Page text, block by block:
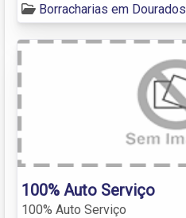
Borracharias em Dourados
100% Auto Serviço
100% Auto Serviço